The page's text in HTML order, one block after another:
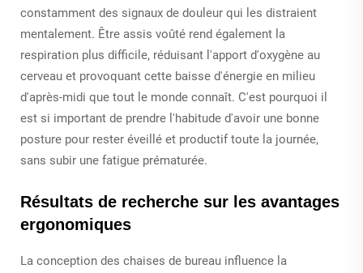
constamment des signaux de douleur qui les distraient
mentalement. Être assis voûté rend également la
respiration plus difficile, réduisant l'apport d'oxygène au
cerveau et provoquant cette baisse d'énergie en milieu
d'après-midi que tout le monde connaît. C'est pourquoi il
est si important de prendre l'habitude d'avoir une bonne
posture pour rester éveillé et productif toute la journée,
sans subir une fatigue prématurée.
Résultats de recherche sur les avantages
ergonomiques
La conception des chaises de bureau influence la